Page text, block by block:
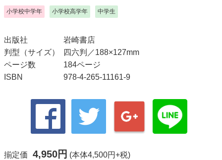
小学校中学年 小学校高学年 中学生
出版社
岩崎書店
判型（サイズ）
四六判／188×127mm
ページ数
184ページ
ISBN
978-4-265-11161-9
揃定価 4,950円 (本体4,500円+税)